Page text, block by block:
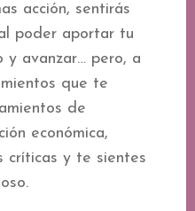
acción, sentirás
poder aportar tu
y avanzar… pero, a
que te
de
económica,
críticas y te sientes